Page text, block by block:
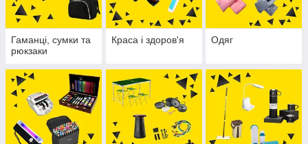
Гаманці, сумки та
рюкзаки
Краса і здоров'я Одяг